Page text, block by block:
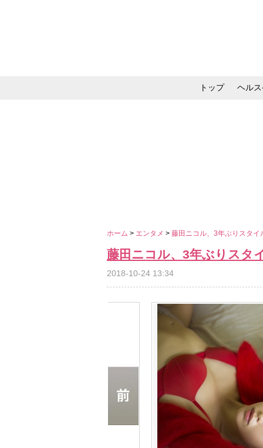
トップ ヘル
ホーム > エンタメ > 藤田ニコル、3年ぶりスタ
藤田ニコル、3年ぶりスタ
2018-10-24 13:34